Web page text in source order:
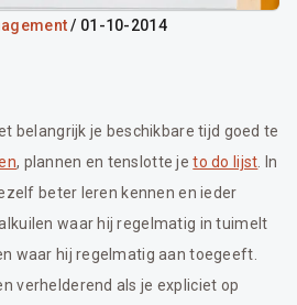
/ 01-10-2014
belangrijk je beschikbare tijd goed te
, plannen en tenslotte jeto do lijst . In
beter leren kennen en ieder
waar hij regelmatig in tuimelt
waar hij regelmatig aan toegeeft.
verhelderend als je expliciet op